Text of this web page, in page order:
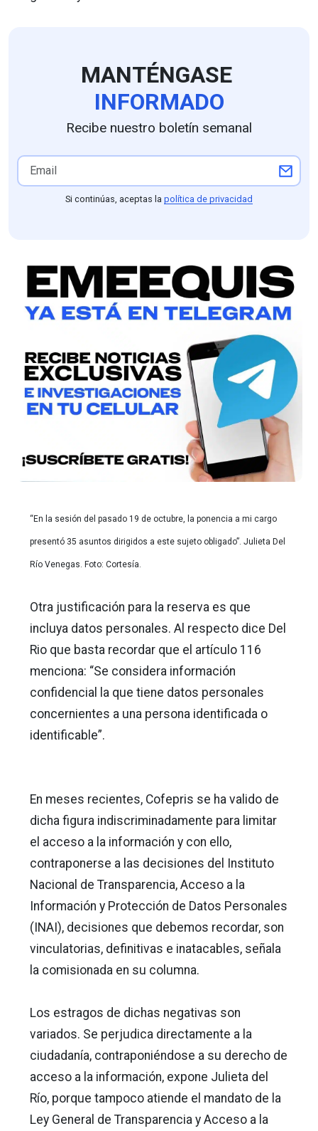
MANTÉNGASE
INFORMADO
Recibe nuestro boletín semanal
Si continúas, aceptas la política de privacidad
“En la sesión del pasado 19 de octubre, la ponencia a mi cargo
presentó 35 asuntos dirigidos a este sujeto obligado”. Julieta Del
Río Venegas. Foto: Cortesía.
Otra justificación para la reserva es que
incluya datos personales. Al respecto dice Del
Rio que basta recordar que el artículo 116
menciona: “Se considera información
confidencial la que tiene datos personales
concernientes a una persona identificada o
identificable”.
En meses recientes, Cofepris se ha valido de
dicha figura indiscriminadamente para limitar
el acceso a la información y con ello,
contraponerse a las decisiones del Instituto
Nacional de Transparencia, Acceso a la
Información y Protección de Datos Personales
(INAI), decisiones que debemos recordar, son
vinculatorias, definitivas e inatacables, señala
la comisionada en su columna.
Los estragos de dichas negativas son
variados. Se perjudica directamente a la
ciudadanía, contraponiéndose a su derecho de
acceso a la información, expone Julieta del
Río, porque tampoco atiende el mandato de la
Ley General de Transparencia y Acceso a la